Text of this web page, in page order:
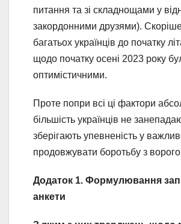
питання та зі складнощами у
закордонними друзями).
багатьох українців до початку
щодо початку осені 2023 року
оптимістичними.
Проте попри всі ці фактори
більшість українців не
зберігають упевненість у
продовжувати боротьбу з
Додаток 1. Формулювання
анкети